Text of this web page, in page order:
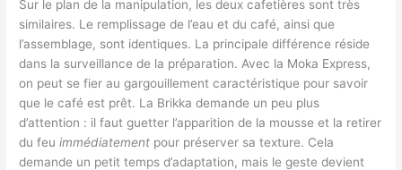
Sur le plan de la manipulation, les deux cafetières sont très
similaires. Le remplissage de l’eau et du café, ainsi que
l’assemblage, sont identiques. La principale différence réside
dans la surveillance de la préparation. Avec la Moka Express,
on peut se fier au gargouillement caractéristique pour savoir
que le café est prêt. La Brikka demande un peu plus
d’attention : il faut guetter l’apparition de la mousse et la retirer
du feuimmédiatement pour préserver sa texture. Cela
demande un petit temps d’adaptation, mais le geste devient